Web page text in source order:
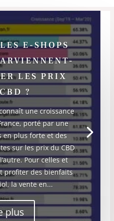
E-SHOPS
LES PRIX
?
une croissance
porté par une
en plus forte et des
sur les prix du CBD
Pour celles et
profiter des bienfaits
la vente en...
plus